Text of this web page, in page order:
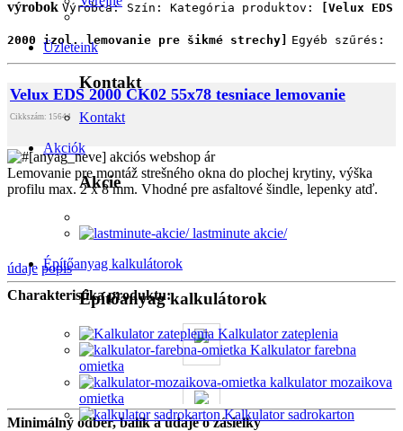
Üzleteink
Kontakt
Kontakt
Akciók
Akcie
lastminute akcie/
Építőanyag kalkulátorok
Építőanyag kalkulátorok
Kalkulator zateplenia
Kalkulator farebna
omietka
kalkulator mozaikova
omietka
Kalkulator sadrokarton
výrobok Výrobca: Szín: Kategória produktov: [Velux EDS
2000 izol. lemovanie pre šikmé strechy] Egyéb szűrés:
Velux EDS 2000 CK02 55x78 tesniace lemovanie
Cikkszám: 15644
Lemovanie pre montáž strešného okna do plochej krytiny, výška
profilu max. 2 x 8 mm. Vhodné pre asfaltové šindle, lepenky atď.
údaje popis
Charakteristika produktu:
Minimálný odber, balík a údaje o zásielky